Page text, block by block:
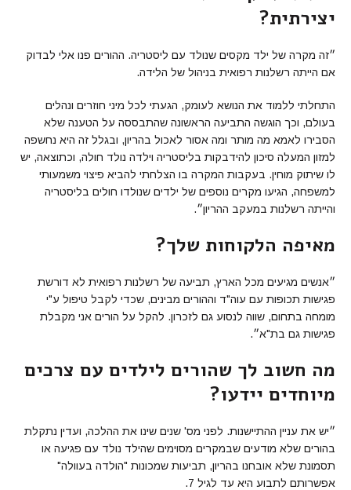
יצירתית?
״זה מקרה של ילד מקסים שנולד עם ליסטריה. ההורים פנו אלי לבדוק
אם הייתה רשלנות רפואית בניהול של הלידה.
התחלתי ללמוד את הנושא לעומק, הגעתי לכל מיני חוזרים ונהלים
בעולם, וכך הוגשה התביעה הראשונה שהתבססה על הטענה שלא
הסבירו לאמא מה מותר ומה אסור לאכול בהריון, ובגלל זה היא נחשפה
למזון המעלה סיכון להידבקות בליסטריה וילדה נולד חולה, וכתוצאה, יש
לו שיתוק מוחין. בעקבות המקרה בו הצלחתי להביא פיצוי משמעותי
למשפחה, הגיעו מקרים נוספים של ילדים שנולדו חולים בליסטריה
והייתה רשלנות במעקב ההריון״.
מאיפה הלקוחות שלך?
״אנשים מגיעים מכל הארץ, תביעה של רשלנות רפואית לא דורשת
פגישות תכופות עם עוה"ד וההורים מבינים, שכדי לקבל טיפול ע"י
מומחה בתחום, שווה לנסוע גם לזכרון. להקל על הורים אני מקבלת
פגישות גם בת"א״.
מה חשוב לך שהורים לילדים עם צרכים
מיוחדים יידעו?
״יש את עניין ההתיישנות. לפני מס' שנים שינו את ההלכה, ועדין נתקלת
בהורים שלא מודעים שבמקרים מסוימים שהילד נולד עם פגיעה או
תסמונת שלא אובחנו בהריון, תביעות שמכונות "הולדה בעוולה"
אפשרותם לתבוע היא עד לגיל 7.